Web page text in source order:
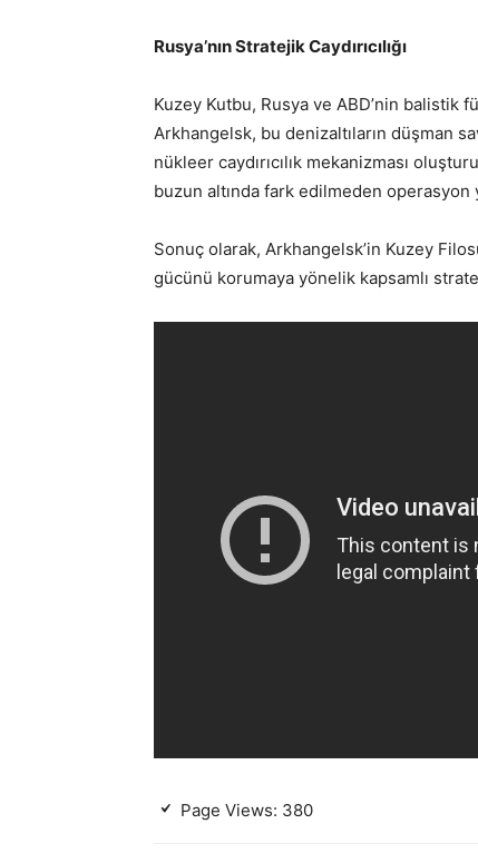
Rusya’nın Stratejik Caydırıcılığı
Kuzey Kutbu, Rusya ve ABD’nin balistik
Arkhangelsk, bu denizaltıların düşman
nükleer caydırıcılık mekanizması
buzun altında fark edilmeden
Sonuç olarak, Arkhangelsk’in Kuzey
gücünü korumaya yönelik kapsamlı
Page Views: 380